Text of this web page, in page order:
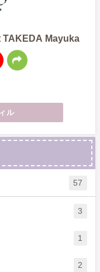
TAKEDA Mayuka
ル
57
3
1
2